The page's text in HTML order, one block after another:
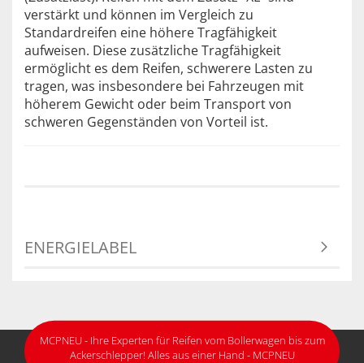
verstärkt und können im Vergleich zu
Standardreifen eine höhere Tragfähigkeit
aufweisen. Diese zusätzliche Tragfähigkeit
ermöglicht es dem Reifen, schwerere Lasten zu
tragen, was insbesondere bei Fahrzeugen mit
höherem Gewicht oder beim Transport von
schweren Gegenständen von Vorteil ist.
ENERGIELABEL
MCPNEU - Ihre Experten für Reifen vom Bollerwagen bis zum
Ackerschlepper! Alles aus einer Hand - MCPNEU